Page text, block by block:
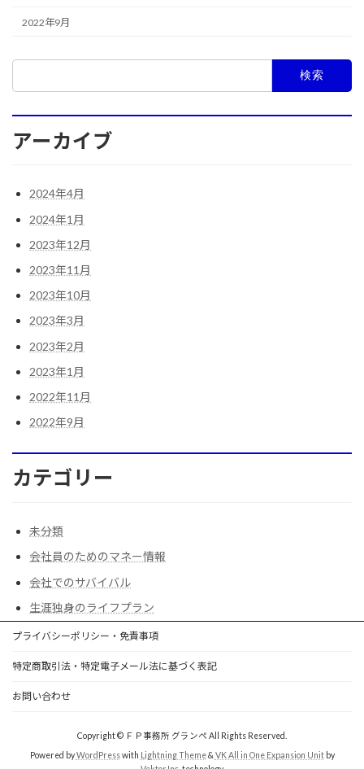
2022年9月
アーカイブ
2024年4月
2024年1月
2023年12月
2023年11月
2023年10月
2023年3月
2023年2月
2023年1月
2022年11月
2022年9月
カテゴリー
未分類
会社員のためのマネー情報
会社でのサバイバル
生涯独身のライフプラン
プライバシーポリシー・免責事項
特定商取引法・特定電子メール法に基づく表記
お問い合わせ
Copyright © ＦＰ事務所 グランぺ All Rights Reserved.
Powered byWordPresswith Lightning Theme& VK All in One Expansion Unitby